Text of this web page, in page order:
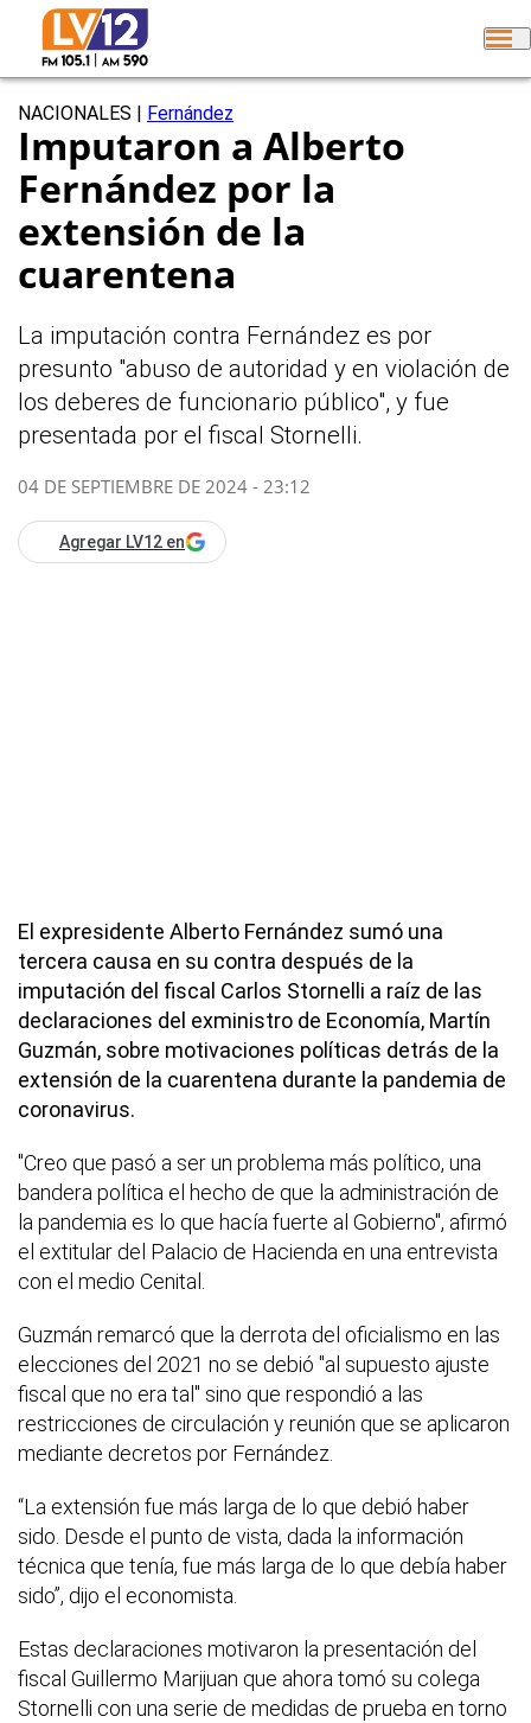
NACIONALES Fernández
Imputaron a Alberto
Fernández por la
extensión de la
cuarentena
La imputación contra Fernández es por
presunto "abuso de autoridad y en violación de
los deberes de funcionario público", y fue
presentada por el fiscal Stornelli.
04 DE SEPTIEMBRE DE 2024 - 23:12
Agregar LV12 en
El expresidente Alberto Fernández sumó una
tercera causa en su contra después de la
imputación del fiscal Carlos Stornelli a raíz de las
declaraciones del exministro de Economía, Martín
Guzmán, sobre motivaciones políticas detrás de la
extensión de la cuarentena durante la pandemia de
coronavirus.
"Creo que pasó a ser un problema más político, una
bandera política el hecho de que la administración de
la pandemia es lo que hacía fuerte al Gobierno", afirmó
el extitular del Palacio de Hacienda en una entrevista
con el medio Cenital.
Guzmán remarcó que la derrota del oficialismo en las
elecciones del 2021 no se debió "al supuesto ajuste
fiscal que no era tal" sino que respondió a las
restricciones de circulación y reunión que se aplicaron
mediante decretos por Fernández.
“La extensión fue más larga de lo que debió haber
sido. Desde el punto de vista, dada la información
técnica que tenía, fue más larga de lo que debía haber
sido”, dijo el economista.
Estas declaraciones motivaron la presentación del
fiscal Guillermo Marijuan que ahora tomó su colega
Stornelli con una serie de medidas de prueba en torno